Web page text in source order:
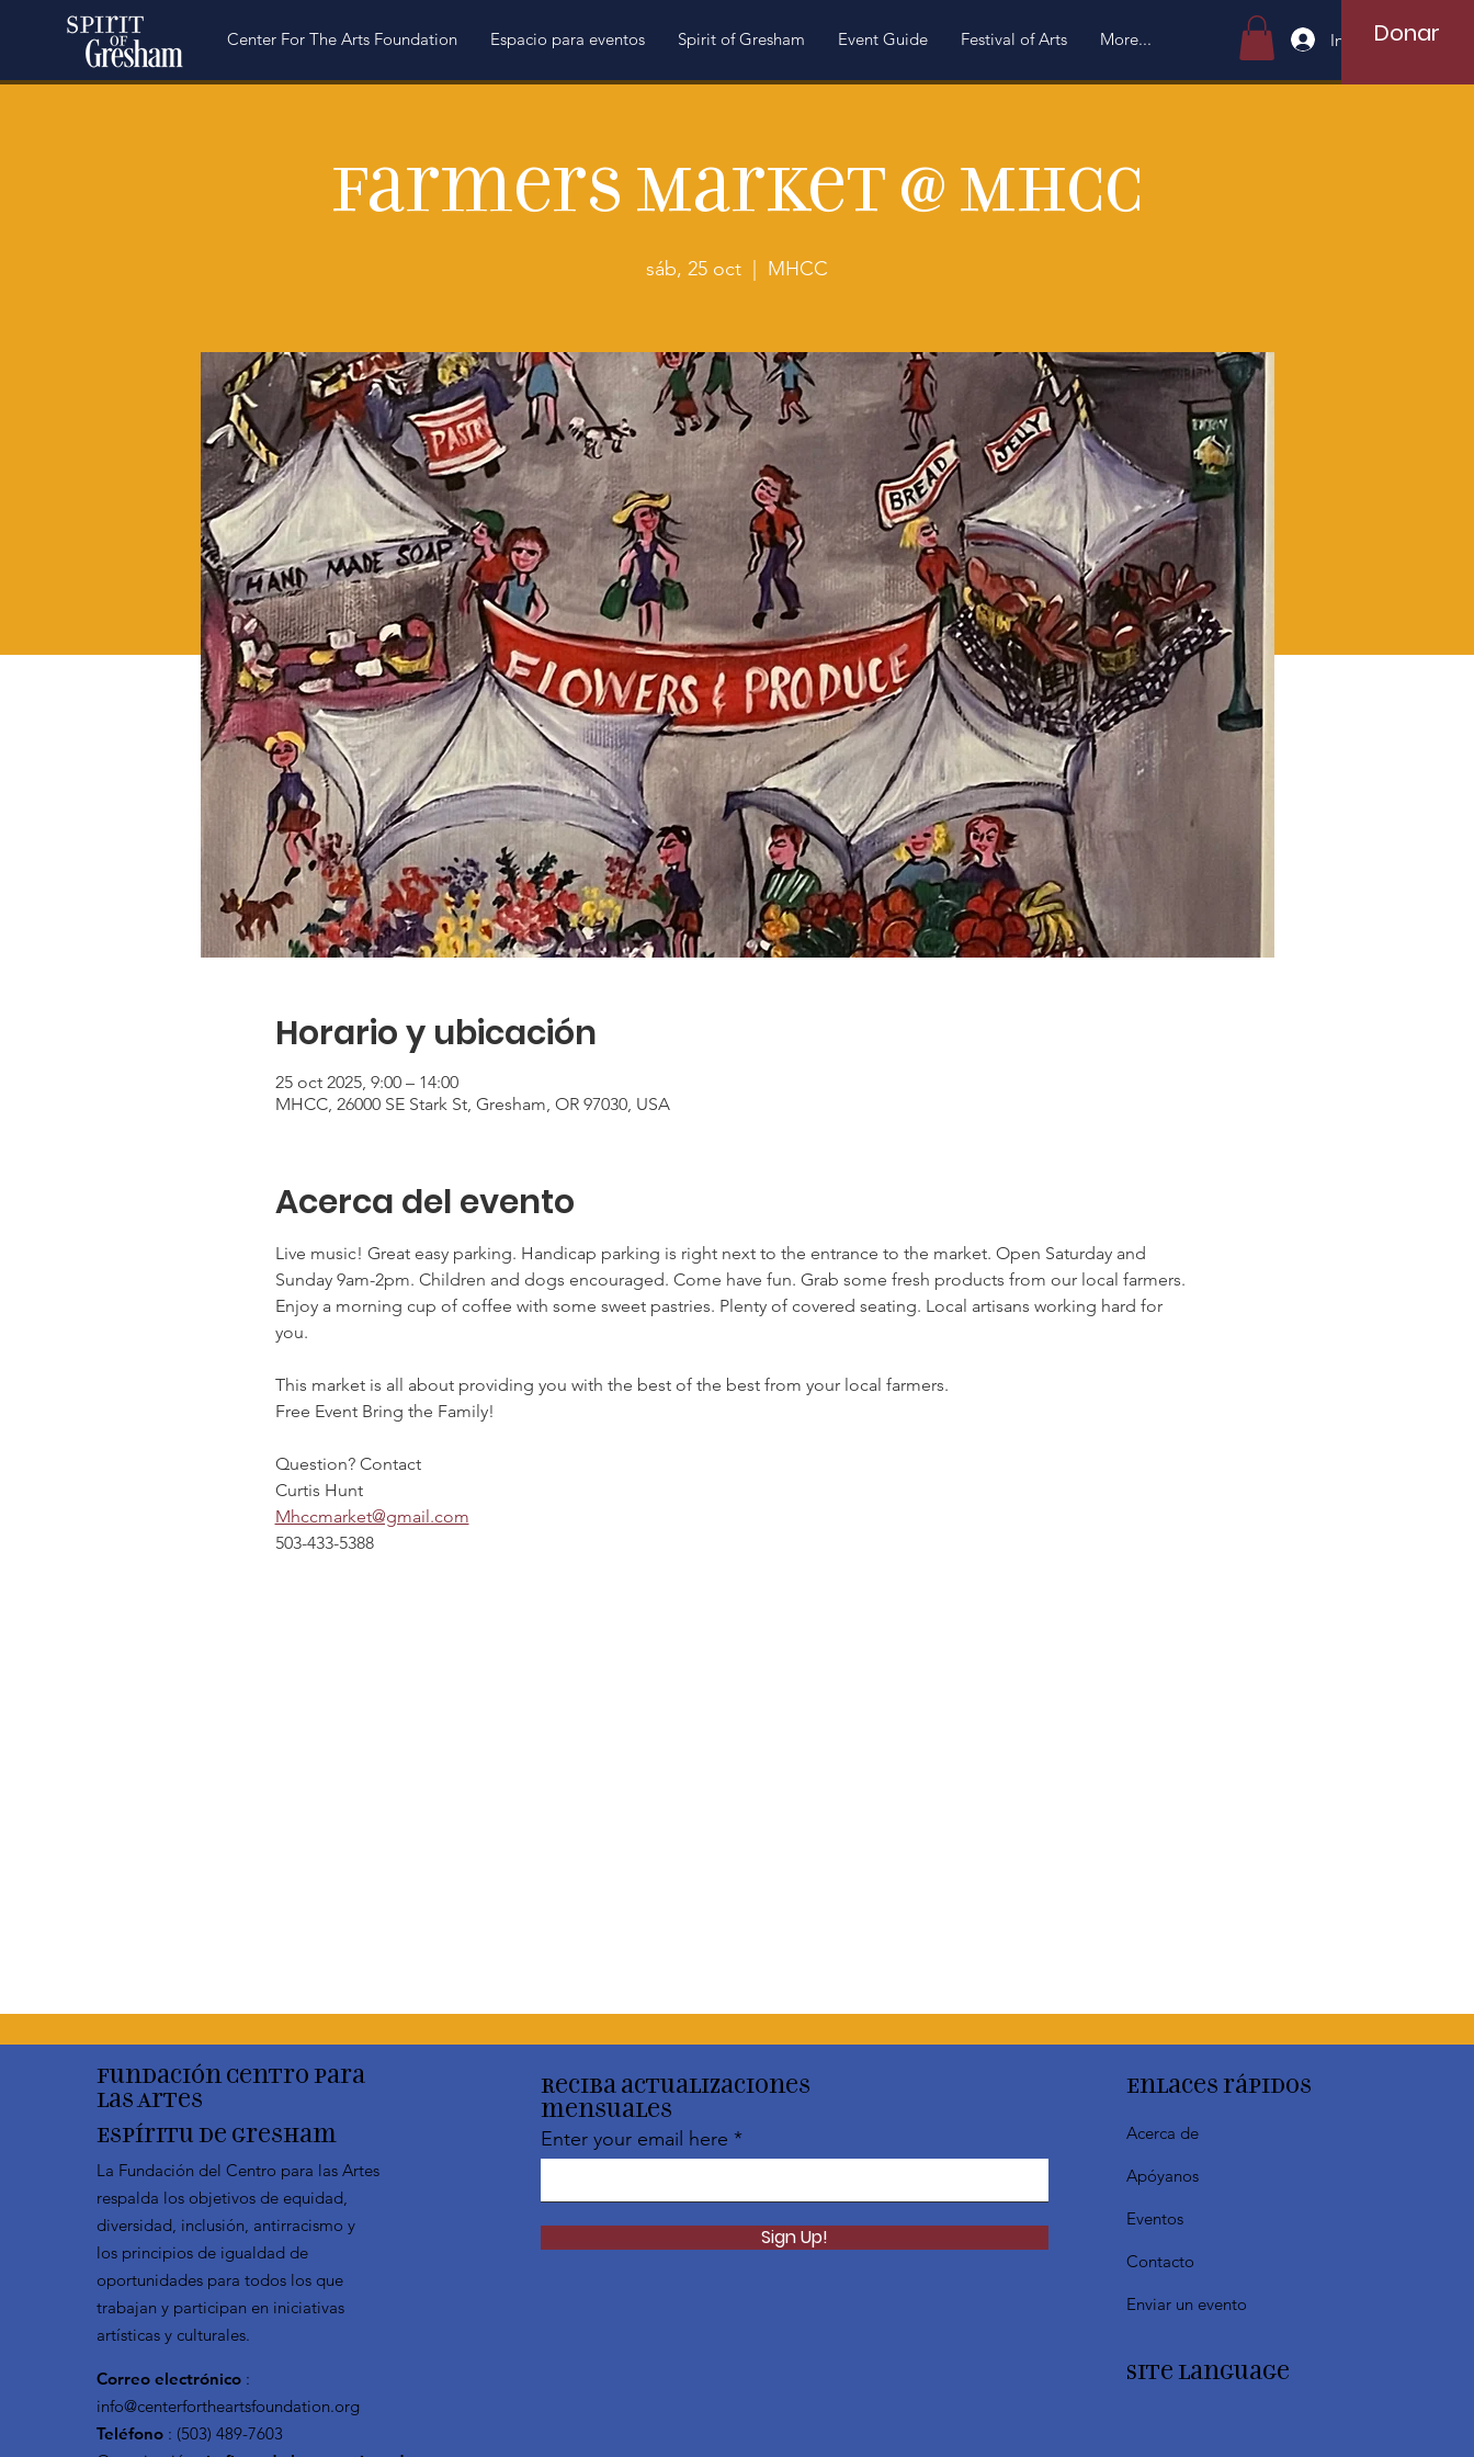
Center For The Arts Foundation Espacio para eventos Spirit of Gresham Event Guide Festival of Arts More... Iniciar sesión
Donar
Farmers Market @ MHCC
sáb, 25 oct
  |
MHCC
Horario y ubicación
25 oct 2025, 9:00 – 14:00
MHCC, 26000 SE Stark St, Gresham, OR 97030, USA
Acerca del evento
Live music! Great easy parking. Handicap parking is right next to the entrance to the market. Open Saturday and
Sunday 9am-2pm. Children and dogs encouraged. Come have fun. Grab some fresh products from our local farmers.
Enjoy a morning cup of coffee with some sweet pastries. Plenty of covered seating. Local artisans working hard for
you.
This market is all about providing you with the best of the best from your local farmers.
Free Event Bring the Family!
Question? Contact
Curtis Hunt
Mhccmarket@gmail.com
503-433-5388
Fundación Centro para
las Artes
Espíritu de Gresham
La Fundación del Centro para las Artes
respalda los objetivos de equidad,
diversidad, inclusión, antirracismo y
los principios de igualdad de
oportunidades para todos los que
trabajan y participan en iniciativas
artísticas y culturales.
Correo electrónico :
info@centerfortheartsfoundation.org
Teléfono : (503) 489-7603
Reciba actualizaciones
mensuales
Enter your email here
Sign Up!
Enlaces rápidos
Acerca de
Apóyanos
Eventos
Contacto
Enviar un evento
SIte Language